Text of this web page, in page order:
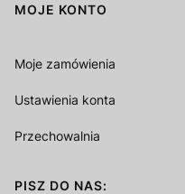
MOJE KONTO
Moje zamówienia
Ustawienia konta
Przechowalnia
PISZ DO NAS: